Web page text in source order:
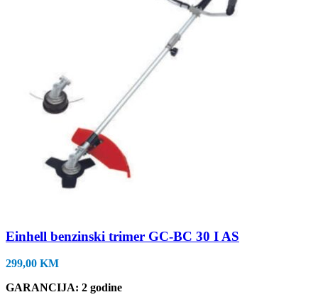
Einhell benzinski trimer GC-BC 30 I AS
299,00 KM
GARANCIJA: 2 godine